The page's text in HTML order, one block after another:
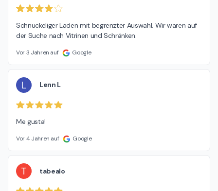
Schnuckeliger Laden mit begrenzter Auswahl. Wir waren auf
der Suche nach Vitrinen und Schränken.
Vor 3 Jahren auf Google
L Lenn L
Me gusta!
Vor 4 Jahren auf Google
T tabealo